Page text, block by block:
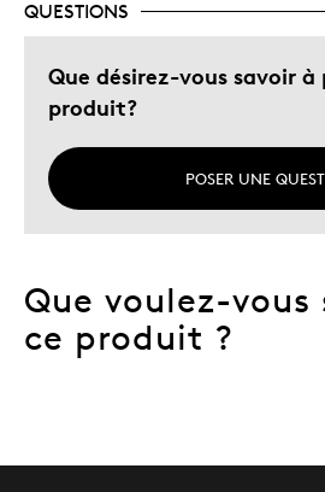
QUESTIONS
Que désirez-vous savoir à
produit?
POSER UNE
Que voulez-vous
ce produit ?